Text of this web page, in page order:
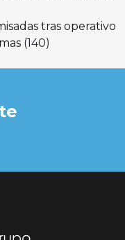
tras operativo
(140)